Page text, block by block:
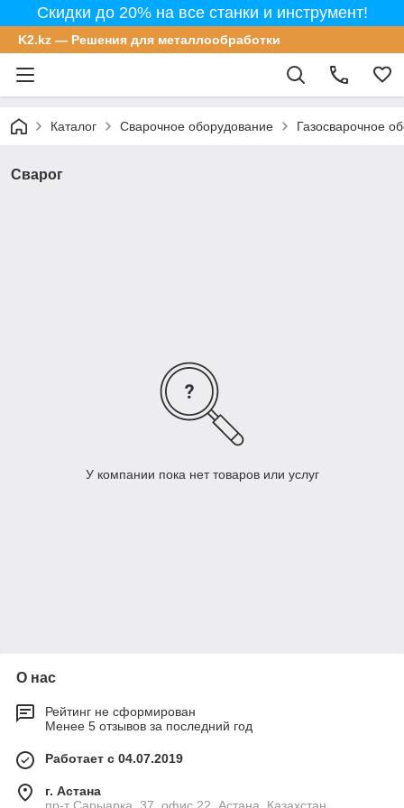
Скидки до 20% на все станки и инструмент!
K2.kz — Решения для металлообработки
Каталог Сварочное оборудование Газосварочное
Сварог
У компании пока нет товаров или услуг
О нас
Рейтинг не сформирован
Менее 5 отзывов за последний год
Работает с 04.07.2019
г. Астана